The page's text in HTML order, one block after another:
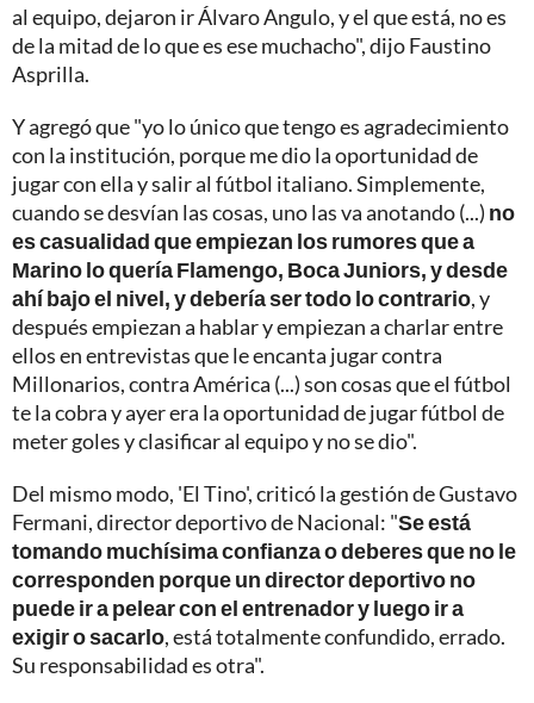
al equipo, dejaron ir Álvaro Angulo, y el que está, no es
de la mitad de lo que es ese muchacho", dijo Faustino
Asprilla.
Y agregó que "yo lo único que tengo es agradecimiento
con la institución, porque me dio la oportunidad de
jugar con ella y salir al fútbol italiano. Simplemente,
cuando se desvían las cosas, uno las va anotando (...) no
es casualidad que empiezan los rumores que a
Marino lo quería Flamengo, Boca Juniors, y desde
ahí bajo el nivel, y debería ser todo lo contrario, y
después empiezan a hablar y empiezan a charlar entre
ellos en entrevistas que le encanta jugar contra
Millonarios, contra América (...) son cosas que el fútbol
te la cobra y ayer era la oportunidad de jugar fútbol de
meter goles y clasificar al equipo y no se dio".
Del mismo modo, 'El Tino', criticó la gestión de Gustavo
Fermani, director deportivo de Nacional: "Se está
tomando muchísima confianza o deberes que no le
corresponden porque un director deportivo no
puede ir a pelear con el entrenador y luego ir a
exigir o sacarlo, está totalmente confundido, errado.
Su responsabilidad es otra".